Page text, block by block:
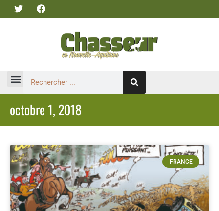
octobre 1, 2018
FRANCE